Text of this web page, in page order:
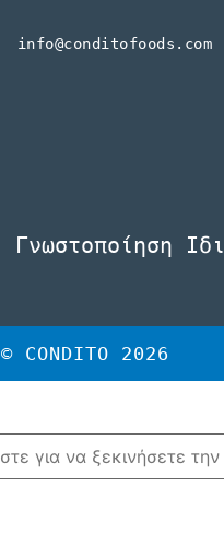
info@conditofoods.com
Γνωστοποίηση
© CONDITO 2026